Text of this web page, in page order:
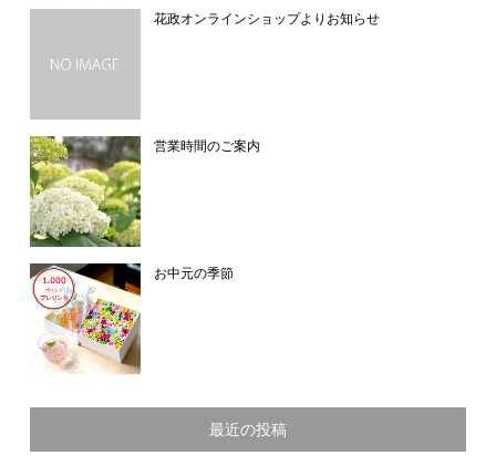
花政オンラインショップよりお知らせ
営業時間のご案内
お中元の季節
最近の投稿